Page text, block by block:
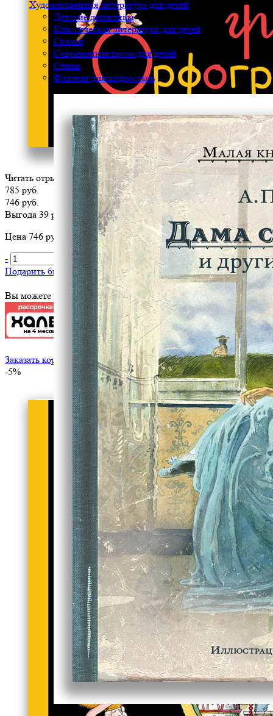
Художественная литература для детей
Детские детективы
Классическая литература для детей
Сказки
Современная проза для детей
Стихи
Фэнтези для подростков
Читать отрывок
785 руб.
746 руб.
Выгода 39 руб.
Цена 746 руб. за 1 шт
-
В корзину
Подарить библиотеке?
Вы можете оплатить эту книгу картой
Заказать корпоративный тираж
-5%